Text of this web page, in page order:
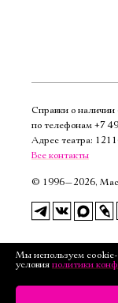
Справки о наличии
по телефонам +7
Адрес театра:
Все контакты
© 1996—2026,
Версия для
Мы используем
условия политики